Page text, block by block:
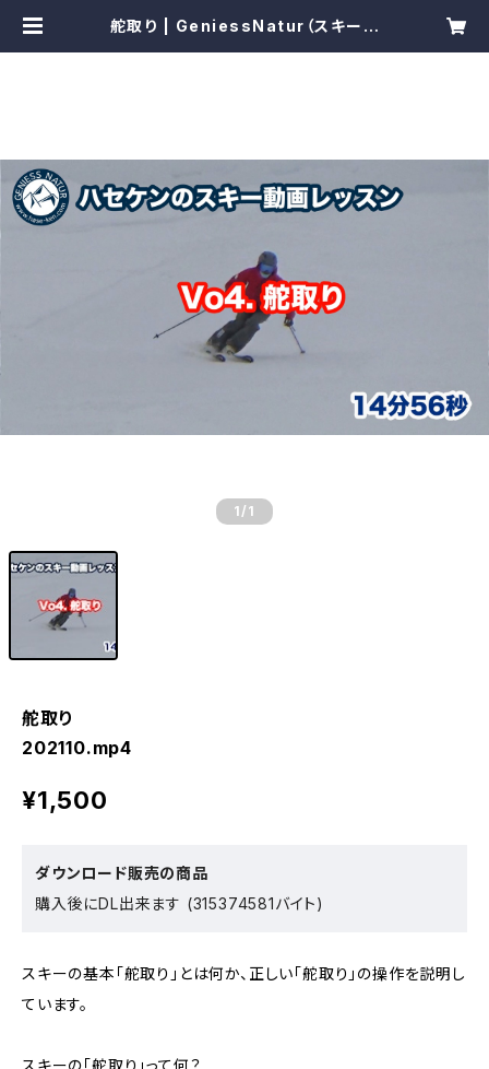
舵取り | GeniessNatur（スキース
1 /1
舵取り
202110.mp4
¥1,500
ダウンロード販売の商品
購入後にDL出来ます (315374581バイト)
スキーの基本「舵取り」とは何か、正しい「舵取り」の操作を説明し
ています。
スキーの「舵取り」って何？